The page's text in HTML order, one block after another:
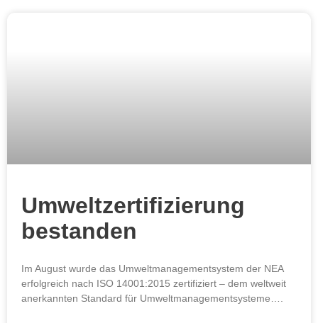
Umweltzertifizierung
bestanden
Im August wurde das Umweltmanagementsystem der NEA
erfolgreich nach ISO 14001:2015 zertifiziert – dem weltweit
anerkannten Standard für Umweltmanagementsysteme….